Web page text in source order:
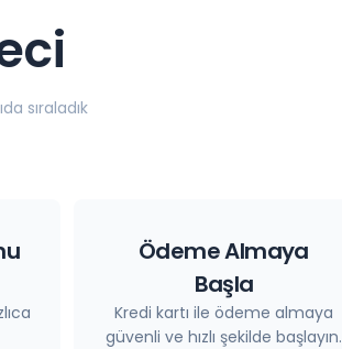
sıraladık
Ödeme Almaya
Başla
Kredi kartı ile ödeme almaya
güvenli ve hızlı şekilde başlayın.